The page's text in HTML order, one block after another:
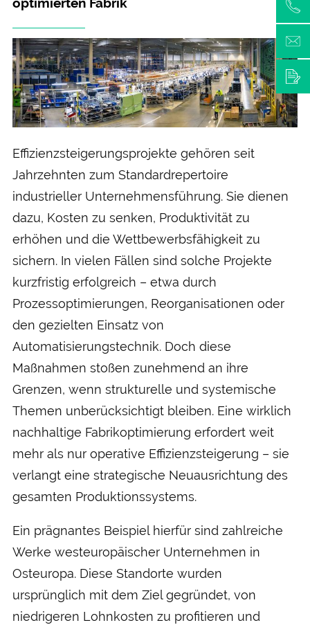
Effizienzsteigerungsprojekte gehören seit
Jahrzehnten zum Standardrepertoire
industrieller Unternehmensführung. Sie dienen
dazu, Kosten zu senken, Produktivität zu
erhöhen und die Wettbewerbsfähigkeit zu
sichern. In vielen Fällen sind solche Projekte
kurzfristig erfolgreich – etwa durch
Prozessoptimierungen, Reorganisationen oder
den gezielten Einsatz von
Automatisierungstechnik. Doch diese
Maßnahmen stoßen zunehmend an ihre
Grenzen, wenn strukturelle und systemische
Themen unberücksichtigt bleiben. Eine wirklich
nachhaltige Fabrikoptimierung erfordert weit
mehr als nur operative Effizienzsteigerung – sie
verlangt eine strategische Neuausrichtung des
gesamten Produktionssystems.
Ein prägnantes Beispiel hierfür sind zahlreiche
Werke westeuropäischer Unternehmen in
Osteuropa. Diese Standorte wurden
ursprünglich mit dem Ziel gegründet, von
niedrigeren Lohnkosten zu profitieren und